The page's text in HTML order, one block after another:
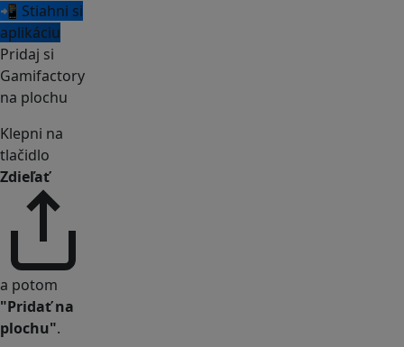
📲 Stiahni si
aplikáciu
Pridaj si
Gamifactory
na plochu
Klepni na
tlačidlo
Zdieľať
a potom
"Pridať na
plochu".